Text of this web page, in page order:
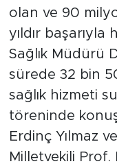
olan ve 90
yıldır başarıyla
Sağlık Müdürü
sürede 32 bin
sağlık hizmeti
töreninde
Erdinç Yılmaz
Milletvekili